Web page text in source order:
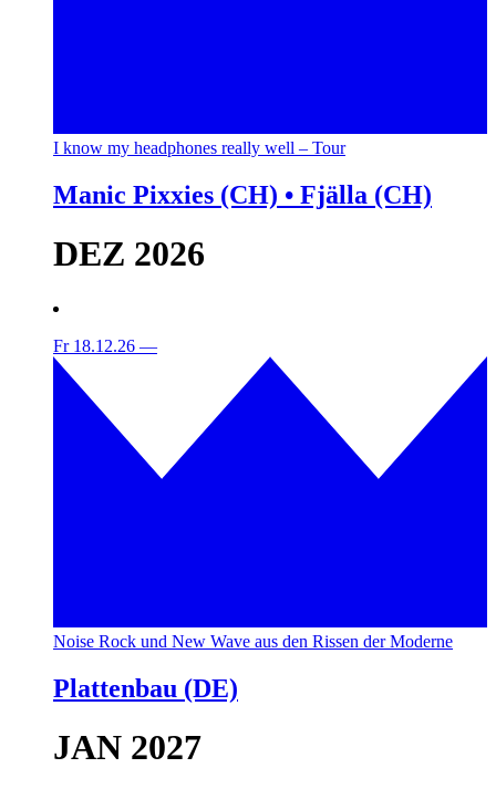
I know my headphones really well – Tour
Manic Pixxies (CH) • Fjälla (CH)
DEZ 2026
Fr 18.12.26 —
Noise Rock und New Wave aus den Rissen der Moderne
Plattenbau (DE)
JAN 2027